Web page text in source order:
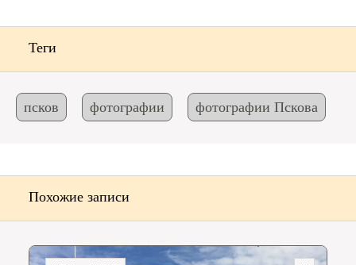
Теги
псков фотографии фотографии Пскова
Похожие записи